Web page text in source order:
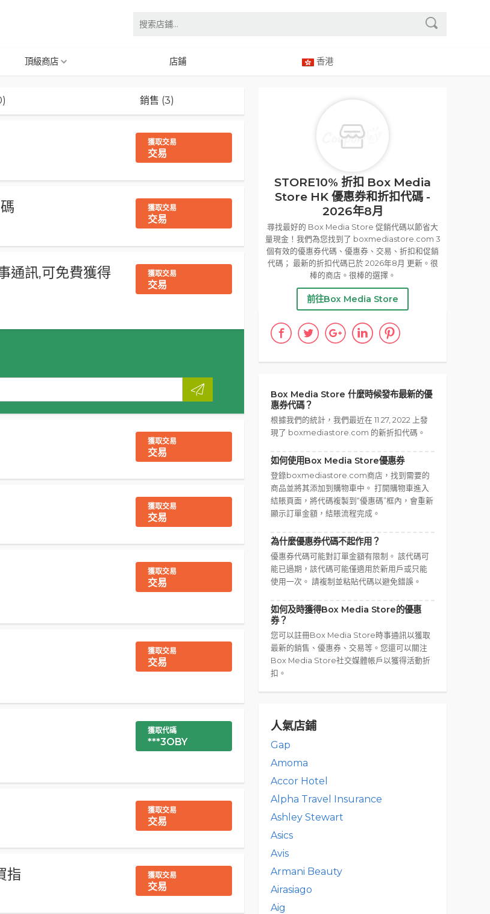
頂級商店 店鋪 香港
銷售 (3)
獲取交易
交易
獲取交易
交易
通訊,可免費獲得
獲取交易
交易
獲取交易
交易
獲取交易
交易
獲取交易
交易
獲取交易
交易
獲取代碼
***3OBY
獲取交易
交易
指
獲取交易
交易
STORE10% 折扣 Box Media
Store HK 優惠券和折扣代碼 -
2026年8月
尋找最好的 Box Media Store 促銷代碼以節省大
量現金！我們為您找到了 boxmediastore.com 3
個有效的優惠券代碼、優惠券、交易、折扣和促銷
代碼； 最新的折扣代碼已於 2026年8月 更新。很
棒的商店。很棒的選擇。
前往Box Media Store
Box Media Store 什麼時候發布最新的優
惠券代碼？
根據我們的統計，我們最近在 11 27, 2022 上發
現了 boxmediastore.com 的新折扣代碼。
如何使用Box Media Store優惠券
登錄boxmediastore.com商店，找到需要的
商品並將其添加到購物車中。 打開購物車進入
結賬頁面，將代碼複製到“優惠碼”框內，會重新
顯示訂單金額，結賬流程完成。
為什麼優惠券代碼不起作用？
優惠券代碼可能對訂單金額有限制。 該代碼可
能已過期，該代碼可能僅適用於新用戶或只能
使用一次。 請複制並粘貼代碼以避免錯誤。
如何及時獲得Box Media Store的優惠
券？
您可以註冊Box Media Store時事通訊以獲取
最新的銷售、優惠券、交易等。您還可以關注
Box Media Store社交媒體帳戶以獲得活動折
扣。
人氣店鋪
Gap
Amoma
Accor Hotel
Alpha Travel Insurance
Ashley Stewart
Asics
Avis
Armani Beauty
Airasiago
Aig